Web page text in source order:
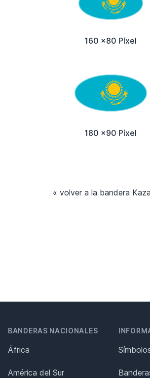
160 x80 Píxel
180 x90 Píxel
« volver a la bandera
BANDERAS NACIONALES
África
América del Sur